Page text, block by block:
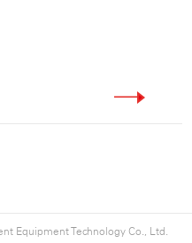
Equipment Technology Co., Ltd.